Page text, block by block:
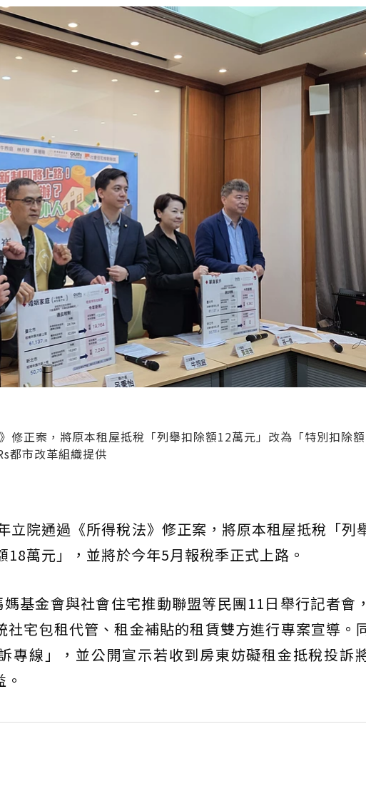
修正案，將原本租屋抵稅「列舉扣除額12萬元」改為「特別扣除
都市改革組織提供
立院通過《所得稅法》修正案，將原本租屋抵稅「列
18萬元」，並將於今年5月報稅季正式上路。
基金會與社會住宅推動聯盟等民團11日舉行記者會
社宅包租代管、租金補貼的租賃雙方進行專案宣導。
專線」，並公開宣示若收到房東妨礙租金抵稅投訴